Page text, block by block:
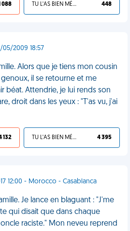
088 TU L'AS BIEN MÉRITÉ 448
05/2009 18:57
Alors que je tiens mon cousin
il se retourne et me
béat. Attendrie, je lui rends son
droit dans les yeux : "T'as vu, j'ai
132 TU L'AS BIEN MÉRITÉ 4 395
12:00 - Morocco - Casablanca
Je lance en blaguant : "J'me
qui disait que dans chaque
raciste." Mon neveu reprend